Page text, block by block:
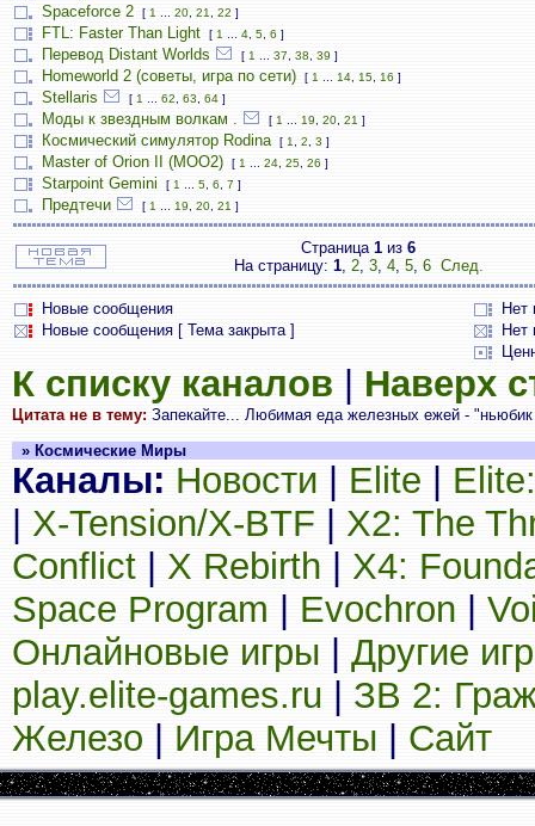
Spaceforce 2
[ 1 20 21 22 ]
FTL: Faster Than Light [ 1 4 5 6 ]
Перевод Distant Worlds [ 1 37 38 39 ]
Homeworld 2 (советы, игра по сети) [ 1 14 15 16 ]
Stellaris [ 1 62 63 64 ]
Моды к звездным волкам . [ 1 19 20 21 ]
Космический симулятор Rodina [ 1 2 3 ]
Master of Orion II (MOO2) [ 1 24 25 26 ]
Starpoint Gemini [ 1 5 6 7 ]
Предтечи [ 1 19 20 21 ]
Страница 1 из 6
На страницу: 1, 2, 3, 4, 5, 6 След.
Новые сообщения
Нет
Новые сообщения [ Тема закрыта ]
Нет
К списку каналов Наверх
Цитата не в тему: Запекайте... Любимая еда железных ежей -
» Космические Миры
Каналы: Новости Elite
X-Tension/X-BTF
X2: The
Conflict
X Rebirth
X4:
Space Program
Evochron
Онлайновые игры
Другие
play.elite-games.ru
ЗВ 2:
Железо
Игра Мечты Сайт